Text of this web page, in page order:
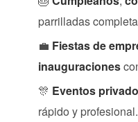
parrilladas
💼 Fiestas de
inauguraciones
🎊 Eventos
rápido y profesional.